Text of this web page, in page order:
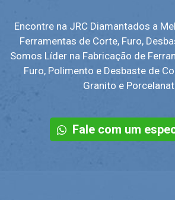
Encontre na JRC Diamantados a
Ferramentas de Corte, Furo,
Somos Líder na Fabricação de
Furo, Polimento e Desbaste de
Granito e
Fale com um